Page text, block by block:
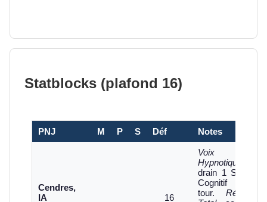
Statblocks (plafond 16)
PNJ M P S Déf Notes
Cendres,
IA
16
Voix
Hypnotique
drain 1 Stress
Cognitif par
tour.Réseau